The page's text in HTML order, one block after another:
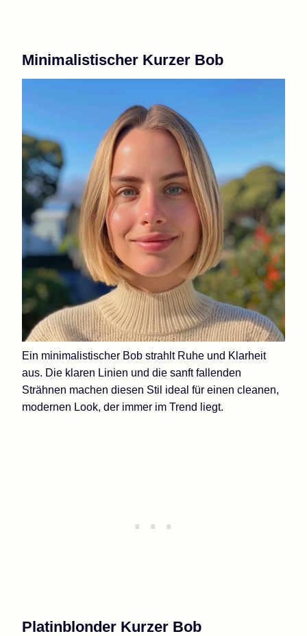
Minimalistischer Kurzer Bob
Ein minimalistischer Bob strahlt Ruhe und Klarheit
aus. Die klaren Linien und die sanft fallenden
Strähnen machen diesen Stil ideal für einen cleanen,
modernen Look, der immer im Trend liegt.
Platinblonder Kurzer Bob